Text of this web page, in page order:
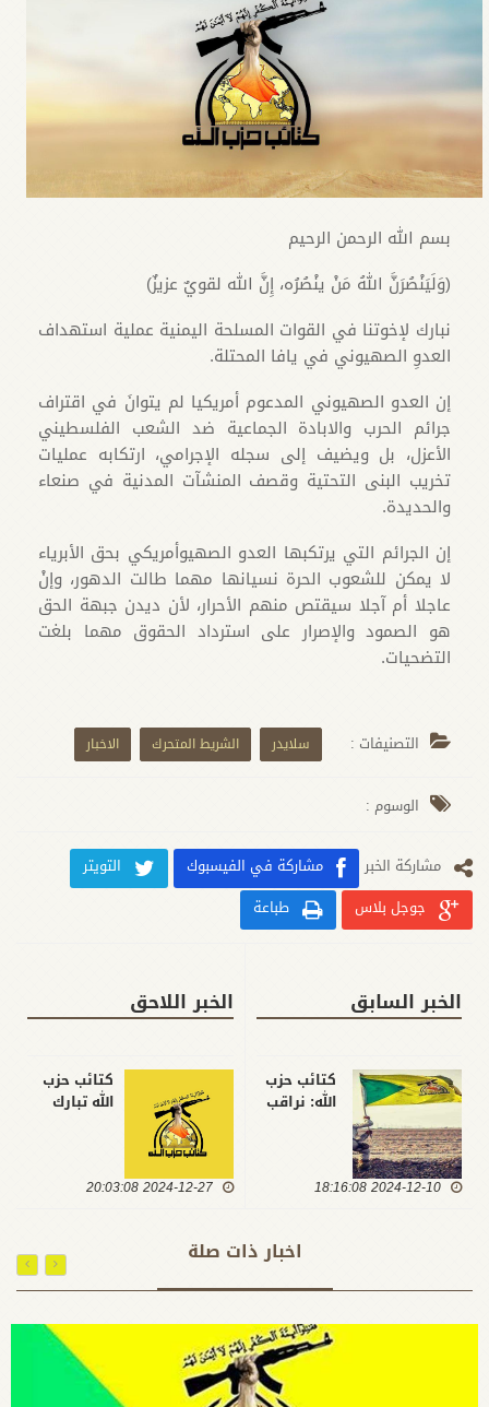
بسم الله الرحمن الرحيم
(وَلَيَنْصُرَنَّ اللهُ مَنْ ينْصُرُه، إِنَّ الله لقويٌ عزيزٌ)
نبارك لإخوتنا في القوات المسلحة اليمنية عملية استهداف
العدوِ الصهيوني في يافا المحتلة.
إن العدو الصهيوني المدعوم أمريكيا لم يتوانَ في اقتراف
جرائم الحرب والابادة الجماعية ضد الشعب الفلسطيني
الأعزل، بل ويضيف إلى سجله الإجرامي، ارتكابه عمليات
تخريب البنى التحتية وقصف المنشآت المدنية في صنعاء
والحديدة.
إن الجرائم التي يرتكبها العدو الصهيوأمريكي بحق الأبرياء
لا يمكن للشعوب الحرة نسيانها مهما طالت الدهور، وإنْ
عاجلا أم آجلا سيقتص منهم الأحرار، لأن ديدن جبهة الحق
هو الصمود والإصرار على استرداد الحقوق مهما بلغت
التضحيات.
التصنيفات : سلايدر الشريط المتحرك الاخبار
الوسوم :
مشارکة الخبر مشاركة في الفيسبوك
التويتر
جوجل بلاس
طباعة
الخبر السابق
كتائب حزب
الله: نراقب
جهات يمكن
أساس
والقضية
الفلسطينية
2024-12-10 18:16:08
الخبر اللاحق
كتائب حزب
الله تبارك
العسكرية
في يافا
المحتلة
وداعميه في
البحر العربي
2024-12-27 20:03:08
اخبار ذات صلة